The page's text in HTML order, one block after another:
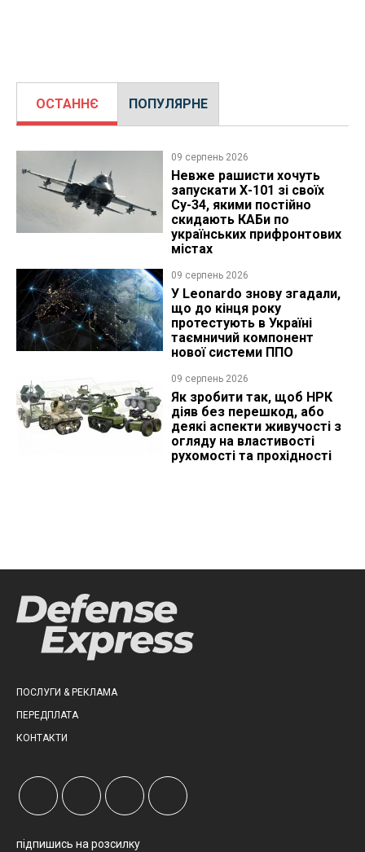
ОСТАННЄ ПОПУЛЯРНЕ
09 серпень 2026
Невже рашисти хочуть
запускати Х-101 зі своїх
Су-34, якими постійно
скидають КАБи по
українських прифронтових
містах
09 серпень 2026
У Leonardo знову згадали,
що до кінця року
протестують в Україні
таємничий компонент
нової системи ППО
09 серпень 2026
Як зробити так, щоб НРК
діяв без перешкод, або
деякі аспекти живучості з
огляду на властивості
рухомості та прохідності
ПОСЛУГИ & РЕКЛАМА
ПЕРЕДПЛАТА
КОНТАКТИ
підпишись на розсилку